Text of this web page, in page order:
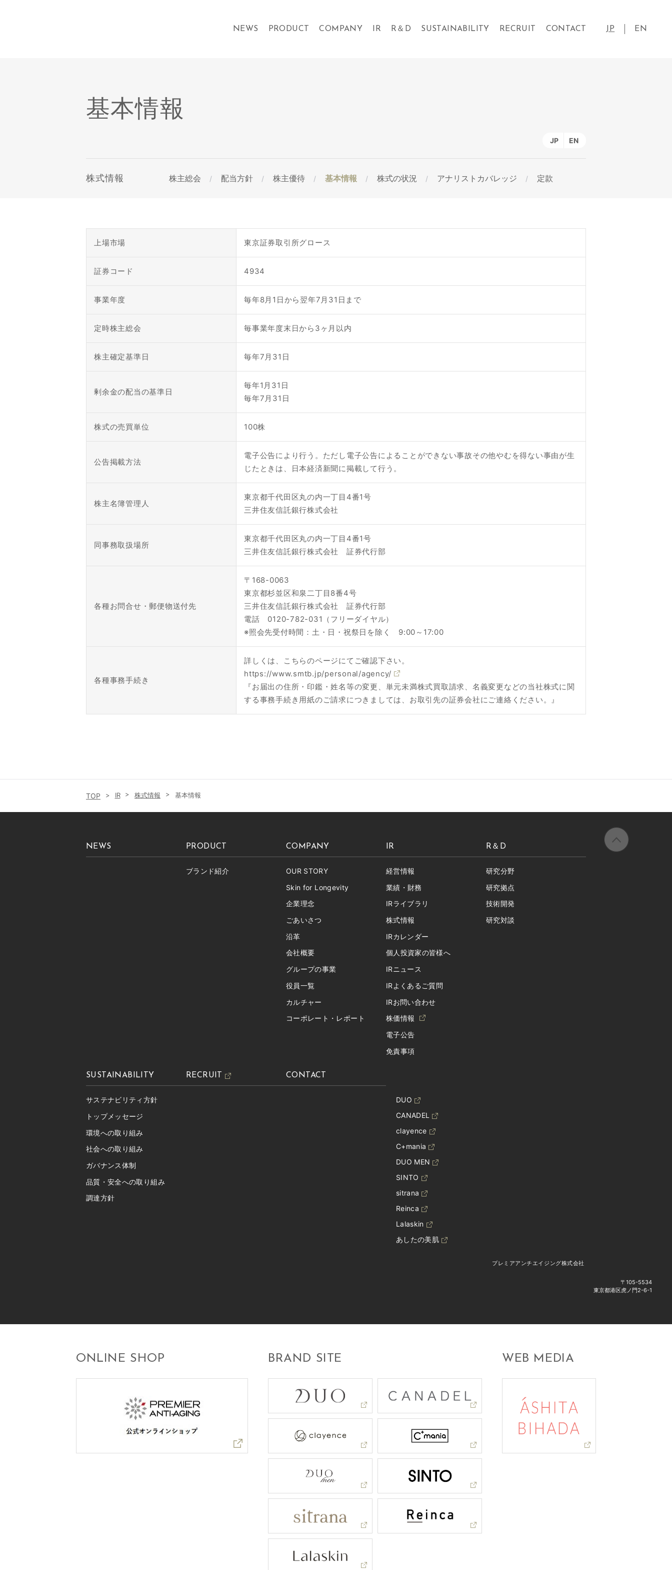
基本情報
JP EN
株式情報 株主総会 配当方針 株主優待 基本情報 株式の状況 アナリストカバレッジ 定款
上場市場 東京証券取引所グロース
証券コード 4934
事業年度 毎年8月1日から翌年7月31日まで
定時株主総会 毎事業年度末日から3ヶ月以内
株主確定基準日 毎年7月31日
剰余金の配当の基準日
毎年1月31日
毎年7月31日
株式の売買単位 100株
公告掲載方法
電子公告により行う。ただし電子公告によることができない事故その他やむを得ない事由が生
じたときは、日本経済新聞に掲載して行う。
株主名簿管理人
東京都千代田区丸の内一丁目4番1号
三井住友信託銀行株式会社
同事務取扱場所
東京都千代田区丸の内一丁目4番1号
三井住友信託銀行株式会社 証券代行部
各種お問合せ・郵便物送付先
〒168-0063
東京都杉並区和泉二丁目8番4号
三井住友信託銀行株式会社 証券代行部
電話 0120-782-031（フリーダイヤル）
※照会先受付時間：土・日・祝祭日を除く 9:00～17:00
各種事務手続き
詳しくは、こちらのページにてご確認下さい。
https://www.smtb.jp/personal/agency/
『お届出の住所・印鑑・姓名等の変更、単元未満株式買取請求、名義変更などの当社株式に関
する事務手続き用紙のご請求につきましては、お取引先の証券会社にご連絡ください。』
IR 株式情報 基本情報
NEWS PRODUCT COMPANY IR R＆D SUSTAINABILITY RECRUIT CONTACT JP EN
NEWS PRODUCT
ブランド紹介
COMPANY
OUR STORY
Skin for Longevity
企業理念
ごあいさつ
沿革
会社概要
グループの事業
役員一覧
カルチャー
コーポレート・レポート
IR
経営情報
業績・財務
IRライブラリ
株式情報
IRカレンダー
個人投資家の皆様へ
IRニュース
IRよくあるご質問
IRお問い合わせ
株価情報
電子公告
免責事項
R＆D
研究分野
研究拠点
技術開発
研究対談
SUSTAINABILITY
サステナビリティ方針
トップメッセージ
環境への取り組み
社会への取り組み
ガバナンス体制
品質・安全への取り組み
調達方針
RECRUIT CONTACT
DUO
CANADEL
clayence
C+mania
DUO MEN
SINTO
sitrana
Reinca
Lalaskin
あしたの美肌
プレミアアンチエイジング株式会社
〒105-5534
東京都港区虎ノ門2-6-1
ONLINE SHOP BRAND SITE WEB MEDIA